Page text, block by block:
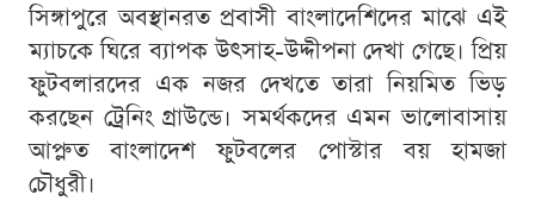
সিঙ্গাপুরে অবস্থানরত প্রবাসী বাংলাদেশিদের মাঝে এই
ম্যাচকে ঘিরে ব্যাপক উৎসাহ-উদ্দীপনা দেখা গেছে। প্রিয়
ফুটবলারদের এক নজর দেখতে তারা নিয়মিত ভিড়
করছেন ট্রেনিং গ্রাউন্ডে। সমর্থকদের এমন ভালোবাসায়
আপ্লুত বাংলাদেশ ফুটবলের পোস্টার বয় হামজা
চৌধুরী।